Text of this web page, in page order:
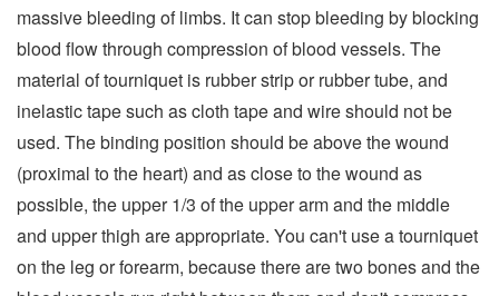
massive bleeding of limbs. It can stop bleeding by blocking
blood flow through compression of blood vessels. The
material of tourniquet is rubber strip or rubber tube, and
inelastic tape such as cloth tape and wire should not be
used. The binding position should be above the wound
(proximal to the heart) and as close to the wound as
possible, the upper 1/3 of the upper arm and the middle
and upper thigh are appropriate. You can't use a tourniquet
on the leg or forearm, because there are two bones and the